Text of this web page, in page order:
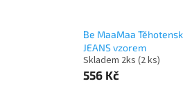
Be MaaMaa
JEANS vzorem
Skladem 2ks (2 ks)
556 Kč